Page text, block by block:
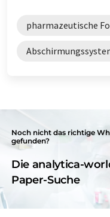
pharmazeutische
Noch nicht das richtige
gefunden?
Die analytica-
Paper-Suche